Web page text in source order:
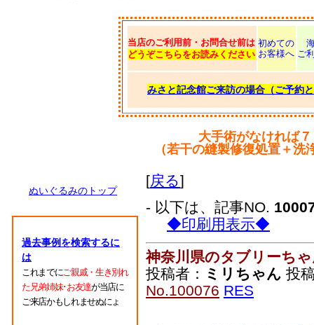
当店のご利用前・お問合せ前は
どうぞこちらをお読みください
初めての
お客様へ ご
みさと記念館ご来訪の場合（ご予約
大手術がなければ
（若干の縫製修復処置＋
ぬいぐるみのトップ
過去事例を検索するに
は
これまでにご親戚・生き別れ
た兄弟姉妹･お友達が当店に
ご来店かもしれませぬにょ
[戻る]
- 以下は、記事NO.
◆印刷用表示◆
神奈川県のタブリーち
投稿者：
ミリちゃん 投
No.100076 RES